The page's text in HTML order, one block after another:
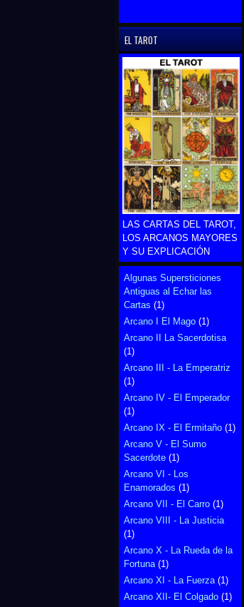
EL TAROT
LAS CARTAS DEL TAROT,
LOS ARCANOS MAYORES
Y SU EXPLICACIÓN
Algunas Supersticiones
Antiguas al Echar las
Cartas (1)
Arcano I El Mago (1)
Arcano II La Sacerdotisa
(1)
Arcano III - La Emperatriz
(1)
Arcano IV - El Emperador
(1)
Arcano IX - El Ermitaño (1)
Arcano V - El Sumo
Sacerdote (1)
Arcano VI - Los
Enamorados (1)
Arcano VII - El Carro (1)
Arcano VIII - La Justicia
(1)
Arcano X - La Rueda de la
Fortuna (1)
Arcano XI - La Fuerza (1)
Arcano XII- El Colgado (1)